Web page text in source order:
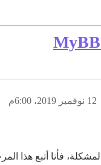
12 نوفمبر 2019، 6:00م
فأنا أتبع هذا